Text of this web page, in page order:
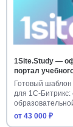
1Site.Study —
портал
Готовый шаблон
для 1С-Битрикс:
от 43 000 ₽